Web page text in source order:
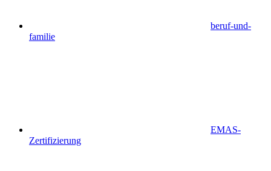
beruf-und-
familie
EMAS-
Zertifizierung